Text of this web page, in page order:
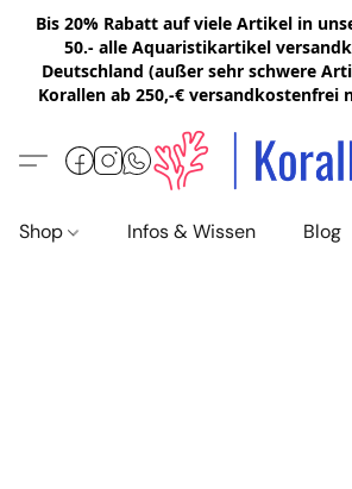
Bis 20% Rabatt auf viele Artikel in
50.- alle Aquaristikartikel
Deutschland (außer sehr schwere
Korallen ab 250,-€ versandkostenfrei
Shop Infos & Wissen Blog